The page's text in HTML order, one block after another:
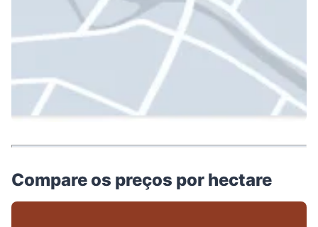
Compare os preços por hectare